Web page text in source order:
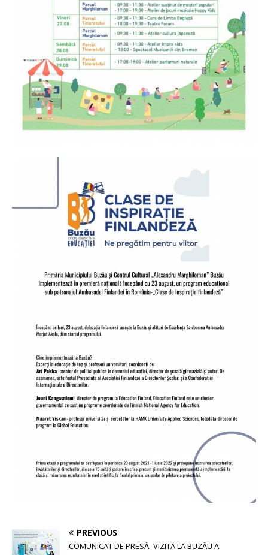
PREVIOUS
COMUNICAT DE PRESĂ- VIZITA LA BUZĂU A